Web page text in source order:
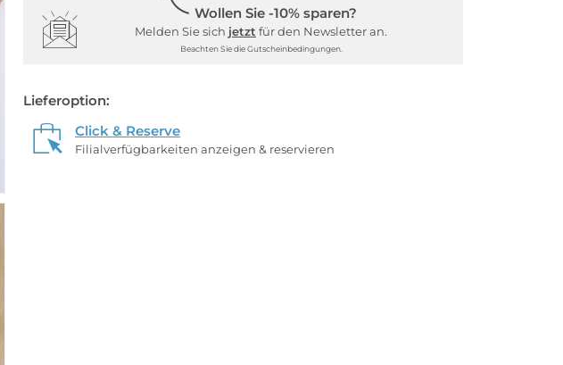
Wollen Sie -10% sparen?
Melden Sie sich jetzt für den Newsletter an.
Beachten Sie die Gutscheinbedingungen.
Lieferoption:
Click & Reserve
Filialverfügbarkeiten anzeigen & reservieren